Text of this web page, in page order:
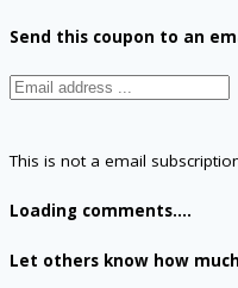
Send this coupon to an
This is not a email
Loading comments....
Let others know how